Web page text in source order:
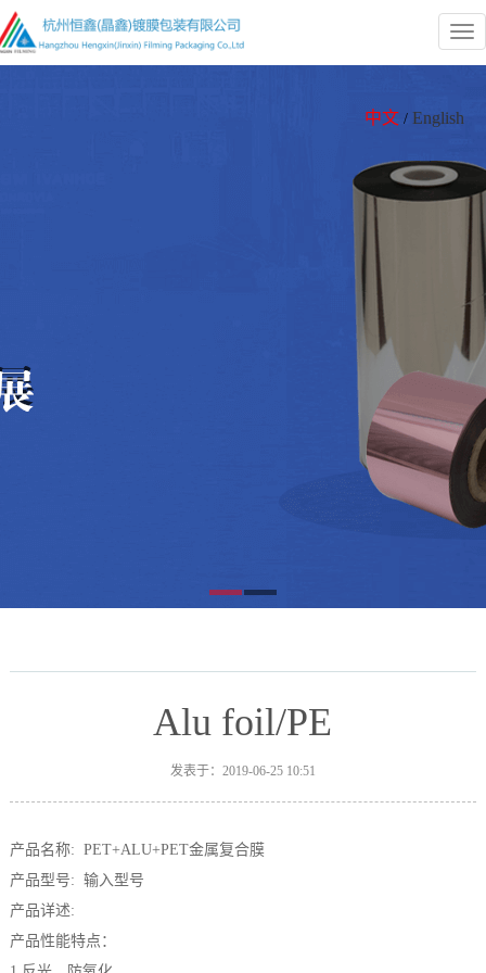
中文 / English
Alu foil/PE
发表于：2019-06-25 10:51
产品名称: PET+ALU+PET金属复合膜
产品型号: 输入型号
产品详述:
产品性能特点：